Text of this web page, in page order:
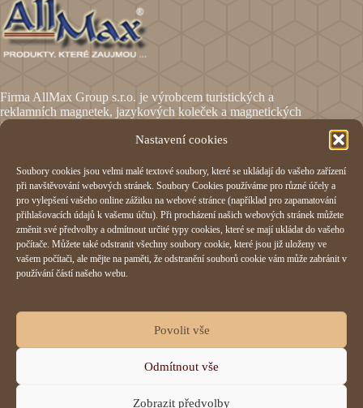
Nastavení cookies
Soubory cookies jsou velmi malé textové soubory, které se ukládají do vašeho zařízení
při navštěvování webových stránek. Soubory Cookies používáme pro různé účely a
pro vylepšení vašeho online zážitku na webové stránce (například pro zapamatování
přihlašovacích údajů k vašemu účtu). Při procházení našich webových stránek můžete
změnit své předvolby a odmítnout určité typy cookies, které se mají ukládat do vašeho
počítače. Můžete také odstranit všechny soubory cookie, které jsou již uloženy ve
vašem počítači, ale mějte na paměti, že odstranění souborů cookie vám může zabránit v
používání částí našeho webu.
Povolit vše
Odmítnout vše
Zobrazit předvolby
Firma AllMax Group s.r.o. je výrobcem turistických a
reklamních magnetek, jazykových koleček a magnetických
fólií.
Informace
Obchodní podmínky
Reklamační formulář
Odstoupení od smlouvy
Ochrana osobních údajů
Cookies
Hornomlýnská 832,
+420 577 214 355